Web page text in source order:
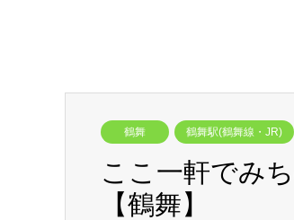
鶴舞 鶴舞駅(鶴舞線・JR)
ここ一軒でみ
【鶴舞】